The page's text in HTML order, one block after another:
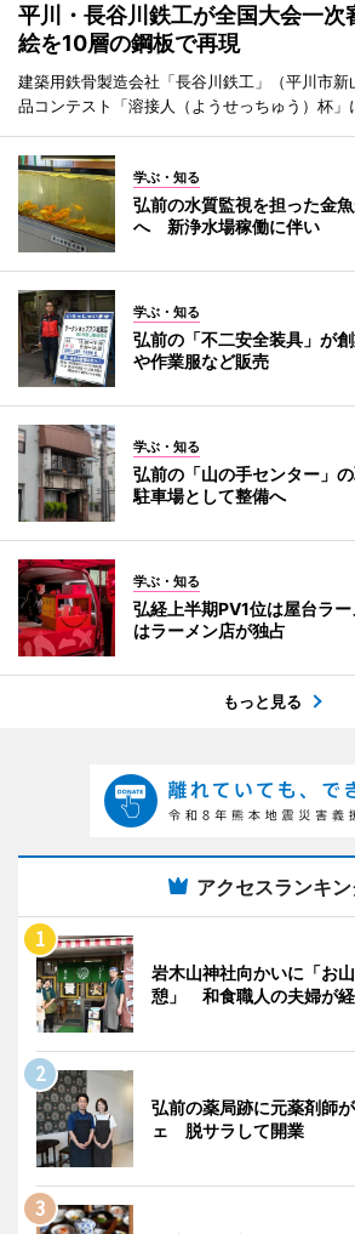
平川・長谷川鉄工が全国大会一
絵を10層の鋼板で再現
建築用鉄骨製造会社「長谷川鉄工」（平川市
品コンテスト「溶接人（ようせっちゅう）杯」
学ぶ・知る
弘前の水質監視を担った金
へ 新浄水場稼働に伴い
学ぶ・知る
弘前の「不二安全装具」が
や作業服など販売
学ぶ・知る
弘前の「山の手センター」
駐車場として整備へ
学ぶ・知る
弘経上半期PV1位は屋台ラ
はラーメン店が独占
もっと見る
アクセスランキ
岩木山神社向かいに「お
憩」 和食職人の夫婦が
弘前の薬局跡に元薬剤師
ェ 脱サラして開業